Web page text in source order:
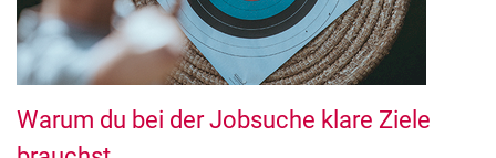
Warum du bei der Jobsuche klare Ziele